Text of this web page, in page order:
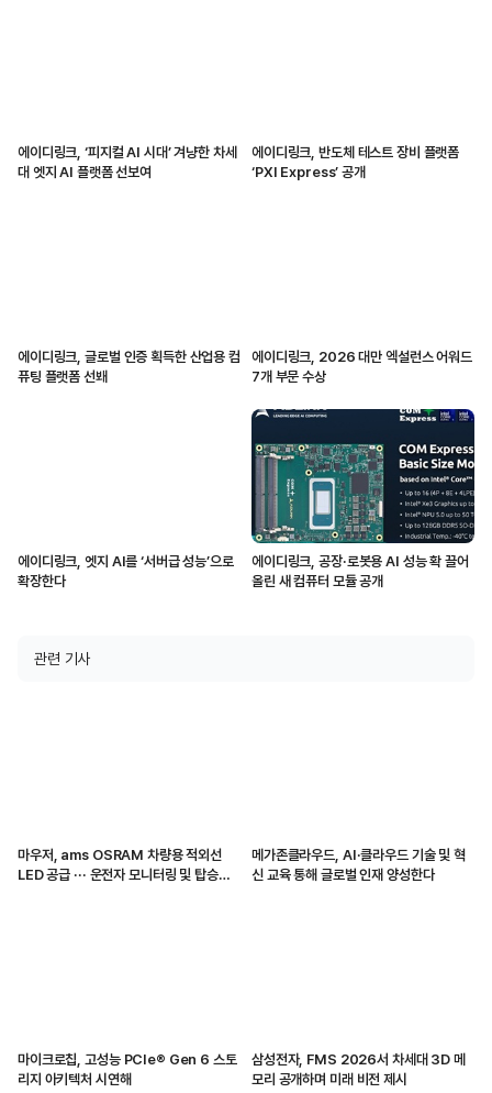
에이디링크, ‘피지컬 AI 시대’ 겨냥한 차세
대 엣지 AI 플랫폼 선보여
에이디링크, 반도체 테스트 장비 플랫폼
‘PXI Express’ 공개
에이디링크, 글로벌 인증 획득한 산업용 컴
퓨팅 플랫폼 선봬
에이디링크, 2026 대만 엑설런스 어워드
7개 부문 수상
에이디링크, 엣지 AI를 ‘서버급 성능’으로
확장한다
에이디링크, 공장·로봇용 AI 성능 확 끌어
올린 새 컴퓨터 모듈 공개
관련 기사
마우저, ams OSRAM 차량용 적외선
LED 공급 ··· 운전자 모니터링 및 탑승자
메가존클라우드, AI·클라우드 기술 및 혁
신 교육 통해 글로벌 인재 양성한다
마이크로칩, 고성능 PCIe® Gen 6 스토
리지 아키텍처 시연해
삼성전자, FMS 2026서 차세대 3D 메
모리 공개하며 미래 비전 제시